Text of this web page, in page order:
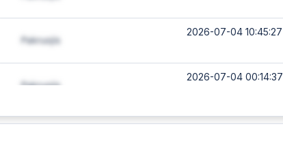
2026-07-04 10:45:27
2026-07-04 00:14:37